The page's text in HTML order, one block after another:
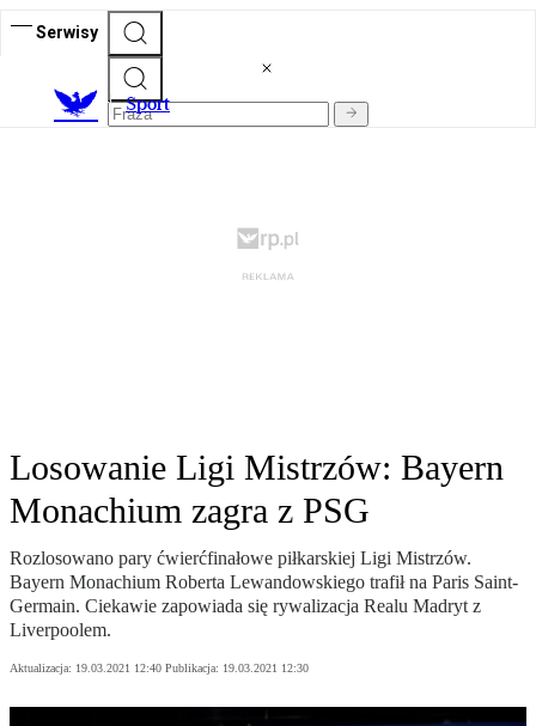
Serwisy
Sport
Losowanie Ligi Mistrzów: Bayern
Monachium zagra z PSG
Rozlosowano pary ćwierćfinałowe piłkarskiej Ligi Mistrzów.
Bayern Monachium Roberta Lewandowskiego trafił na Paris Saint-
Germain. Ciekawie zapowiada się rywalizacja Realu Madryt z
Liverpoolem.
Aktualizacja: 19.03.2021 12:40 Publikacja: 19.03.2021 12:30